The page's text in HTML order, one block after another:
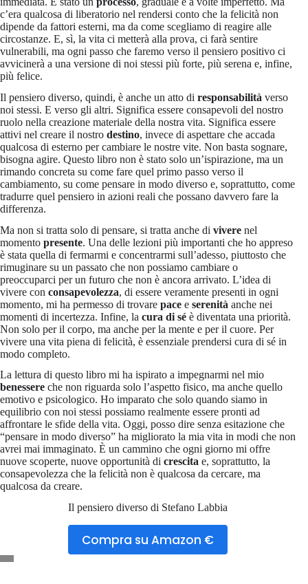
c’era qualcosa di liberatorio nel rendersi conto che la felicità non
dipende da fattori esterni, ma da come scegliamo di reagire alle
circostanze. E, sì, la vita ci metterà alla prova, ci farà sentire
vulnerabili, ma ogni passo che faremo verso il pensiero positivo ci
avvicinerà a una versione di noi stessi più forte, più serena e, infine,
più felice.
Il pensiero diverso, quindi, è anche un atto di responsabilità verso
noi stessi. E verso gli altri. Significa essere consapevoli del nostro
ruolo nella creazione materiale della nostra vita. Significa essere
attivi nel creare il nostro destino, invece di aspettare che accada
qualcosa di esterno per cambiare le nostre vite. Non basta sognare,
bisogna agire. Questo libro non è stato solo un’ispirazione, ma un
rimando concreta su come fare quel primo passo verso il
cambiamento, su come pensare in modo diverso e, soprattutto, come
tradurre quel pensiero in azioni reali che possano davvero fare la
differenza.
Ma non si tratta solo di pensare, si tratta anche di vivere nel
momento presente. Una delle lezioni più importanti che ho appreso
è stata quella di fermarmi e concentrarmi sull’adesso, piuttosto che
rimuginare su un passato che non possiamo cambiare o
preoccuparci per un futuro che non è ancora arrivato. L’idea di
vivere con consapevolezza, di essere veramente presenti in ogni
momento, mi ha permesso di trovare pace e serenità anche nei
momenti di incertezza. Infine, la cura di sé è diventata una priorità.
Non solo per il corpo, ma anche per la mente e per il cuore. Per
vivere una vita piena di felicità, è essenziale prendersi cura di sé in
modo completo.
La lettura di questo libro mi ha ispirato a impegnarmi nel mio
benessere che non riguarda solo l’aspetto fisico, ma anche quello
emotivo e psicologico. Ho imparato che solo quando siamo in
equilibrio con noi stessi possiamo realmente essere pronti ad
affrontare le sfide della vita. Oggi, posso dire senza esitazione che
“pensare in modo diverso” ha migliorato la mia vita in modi che non
avrei mai immaginato. È un cammino che ogni giorno mi offre
nuove scoperte, nuove opportunità di crescita e, soprattutto, la
consapevolezza che la felicità non è qualcosa da cercare, ma
qualcosa da creare.
Il pensiero diverso di Stefano Labbia
Compra su Amazon €